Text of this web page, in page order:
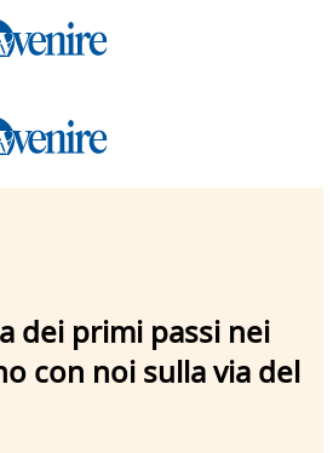
dei primi passi nei
con noi sulla via del